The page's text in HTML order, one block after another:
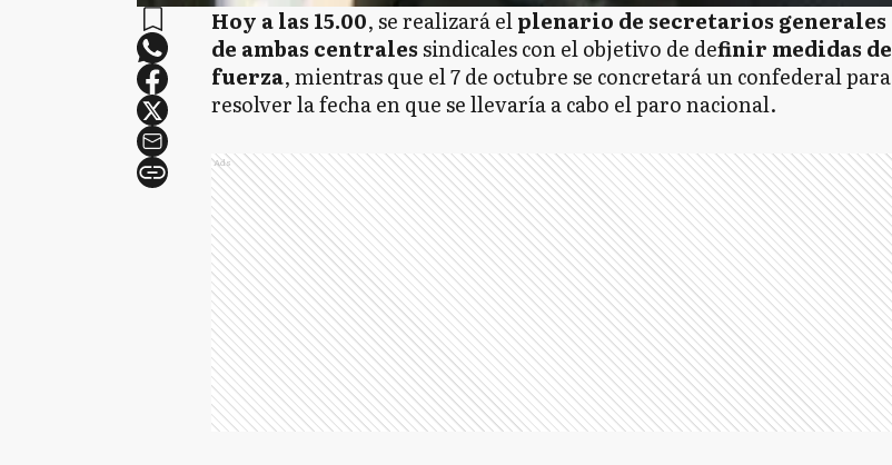
Hoy a las 15.00, se realizará elplenario de secretarios generales
de ambas centralessindicales con el objetivo de definir medidas de
fuerza, mientras que el 7 de octubre se concretará un confederal para
resolver la fecha en que se llevaría a cabo el paro nacional.
Ads